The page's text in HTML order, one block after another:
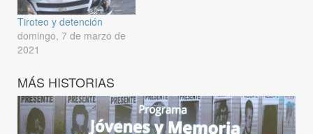
Tiroteo y detención
domingo, 7 de marzo de
2021
MÁS HISTORIAS